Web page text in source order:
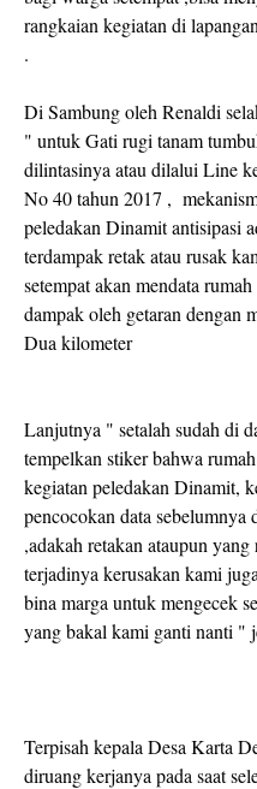
rangkaian kegiatan di
.
Di Sambung oleh Renaldi
" untuk Gati rugi tanam
dilintasinya atau dilalui Line
No 40 tahun 2017 ,
peledakan Dinamit antisipasi
terdampak retak atau rusak
setempat akan mendata
dampak oleh getaran dengan
Dua kilometer
Lanjutnya " setalah sudah di
tempelkan stiker bahwa
kegiatan peledakan Dinamit,
pencocokan data sebelumnya
,adakah retakan ataupun
terjadinya kerusakan kami
bina marga untuk mengecek
yang bakal kami ganti nanti "
Terpisah kepala Desa Karta
diruang kerjanya pada saat